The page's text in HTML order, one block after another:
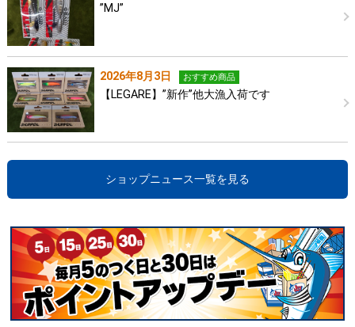
”MJ”
2026年8月3日 おすすめ商品
【LEGARE】”新作”他大漁入荷です
ショップニュース一覧を見る